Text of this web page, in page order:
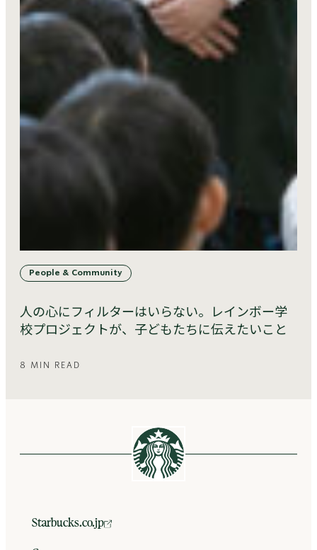
People & Community
人の心にフィルターはいらない。レインボー学
校プロジェクトが、子どもたちに伝えたいこと
8 MIN READ
Starbucks.co.jp